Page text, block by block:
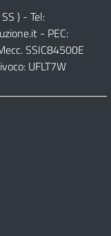
) - Tel:
- PEC:
SSIC84500E
UFLT7W